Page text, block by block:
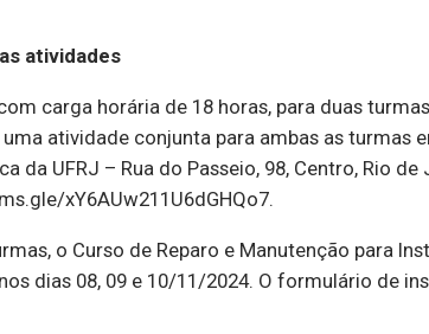
atividades
carga horária de 18 horas, para duas
atividade conjunta para ambas as turmas
da UFRJ – Rua do Passeio, 98, Centro, Rio
xY6AUw211U6dGHQo7.
o Curso de Reparo e Manutenção para
dias 08, 09 e 10/11/2024. O formulário de